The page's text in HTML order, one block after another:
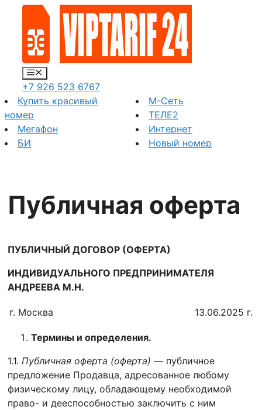
содержимому
Меню
+7 926 523 6767
Купить красивый
номер
Мегафон
БИ
М-Сеть
ТЕЛЕ2
Интернет
Новый номер
Публичная оферта
ПУБЛИЧНЫЙ ДОГОВОР (ОФЕРТА)
ИНДИВИДУАЛЬНОГО ПРЕДПРИНИМАТЕЛЯ
АНДРЕЕВА М.Н.
г. Москва 13.06.2025 г.
Термины и определения.
1.1. Публичная оферта (оферта) — публичное
предложение Продавца, адресованное любому
физическому лицу, обладающему необходимой
право- и дееспособностью заключить с ним